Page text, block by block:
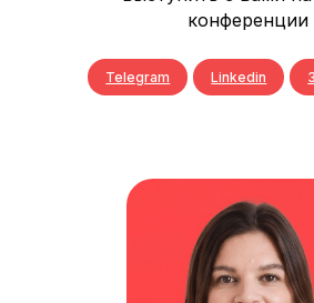
конференции
Telegram Linkedin